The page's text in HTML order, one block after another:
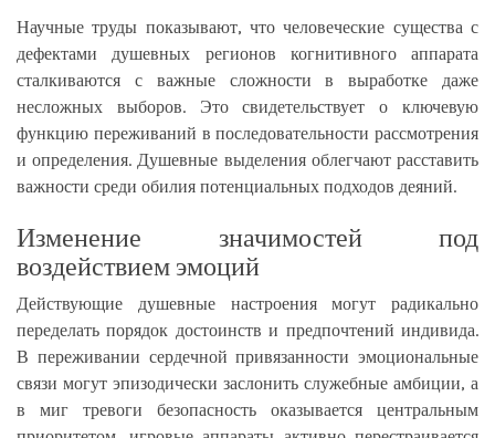
Научные труды показывают, что человеческие существа с
дефектами душевных регионов когнитивного аппарата
сталкиваются с важные сложности в выработке даже
несложных выборов. Это свидетельствует о ключевую
функцию переживаний в последовательности рассмотрения
и определения. Душевные выделения облегчают расставить
важности среди обилия потенциальных подходов деяний.
Изменение значимостей под
воздействием эмоций
Действующие душевные настроения могут радикально
переделать порядок достоинств и предпочтений индивида.
В переживании сердечной привязанности эмоциональные
связи могут эпизодически заслонить служебные амбиции, а
в миг тревоги безопасность оказывается центральным